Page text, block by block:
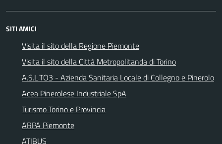
SITI AMICI
Visita il sito della Regione Piemonte
Visita il sito della Città Metropolitanda di Torino
A.S.L.TO3 - Azienda Sanitaria Locale di Collegno e Pinerolo
Acea Pinerolese Industriale SpA
Turismo Torino e Provincia
ARPA Piemonte
ATIBUS